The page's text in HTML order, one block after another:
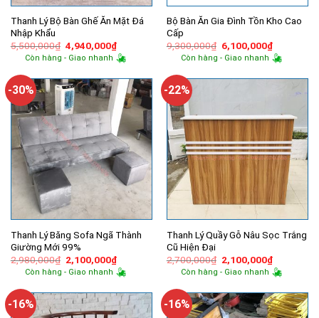
Thanh Lý Bộ Bàn Ghế Ăn Mặt Đá
Nhập Khẩu
5,500,000₫ Giá
gốc
là:
4,940,000₫Giá
hiện
tại
4,940,000₫.
Còn hàng - Giao nhanh
Bộ Bàn Ăn Gia Đình Tồn Kho Cao
Cấp
9,300,000₫ Giá
gốc
là:
6,100,000₫Giá
hiện
tại
Còn hàng - Giao nhanh
-30%
Thanh Lý Băng Sofa Ngã Thành
Giường Mới 99%
2,980,000₫ Giá
gốc
là:
2,100,000₫Giá
hiện
tại
2,100,000₫.
Còn hàng - Giao nhanh
-22%
Thanh Lý Quầy Gỗ Nâu Sọc Trắng
Cũ Hiện Đại
2,700,000₫ Giá
gốc
là:
2,100,000₫Giá
hiện
tại
Còn hàng - Giao nhanh
-16% -16%